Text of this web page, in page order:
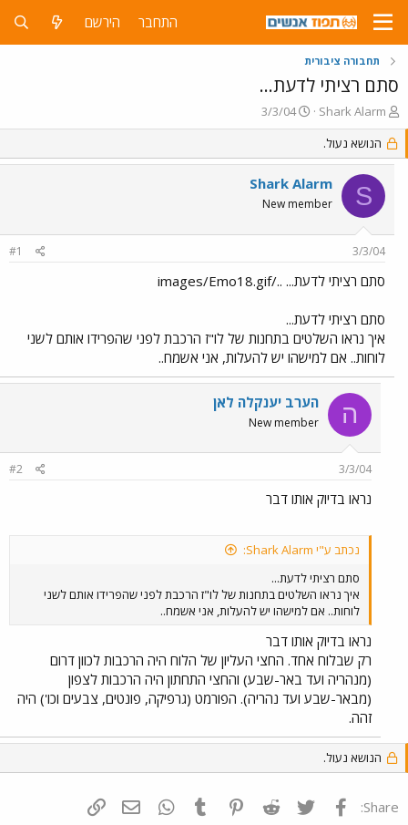
התחבר הירשם
תחבורה ציבורית
סתם רציתי לדעת...
פ
ו
ת
ח
נ
Shark Alarm
פ
ו
ס
ם
ב
ת
ך
3/3/04
הנושא נעול.
S
Shark Alarm
New member
3/3/04
#1
סתם רציתי לדעת... ../images/Emo18.gif
סתם רציתי לדעת...
איך נראו השלטים בתחנות של לו"ז הרכבת לפני שהפרידו אותם לשני
לוחות.. אם למישהו יש להעלות, אני אשמח..
ה הערב יענקלה לאן
New member
3/3/04
#2
נראו בדיוק אותו דבר
נכתב ע"י Shark Alarm:
סתם רציתי לדעת...
איך נראו השלטים בתחנות של לו"ז הרכבת לפני שהפרידו אותם לשני
לוחות.. אם למישהו יש להעלות, אני אשמח..
נראו בדיוק אותו דבר
רק שבלוח אחד. החצי העליון של הלוח היה הרכבות לכוון דרום
(מנהריה ועד באר-שבע) והחצי התחתון היה הרכבות לצפון
(מבאר-שבע ועד נהריה). הפורמט (גרפיקה, פונטים, צבעים וכו') היה
זהה.
הנושא נעול.
Share: פייסבוק Twitter
Reddit
Pinterest
Tumblr
WhatsAppדואר אלקטרוני